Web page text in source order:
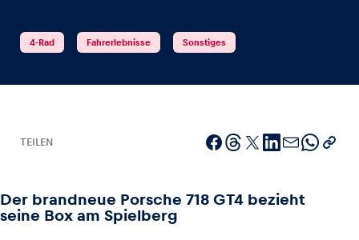
Alle anzeigen
4-Rad Fahrerlebnisse Sonstiges
TEILEN
Der brandneue Porsche 718 GT4 bezieht
seine Box am Spielberg